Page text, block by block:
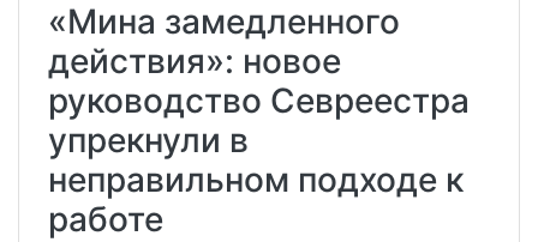
«Мина замедленного
действия»: новое
руководство Севреестра
упрекнули в
неправильном подходе к
работе